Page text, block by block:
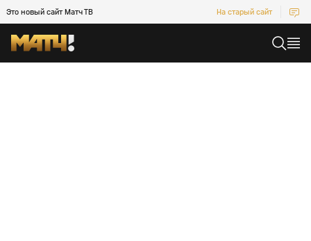
Это новый сайт Матч ТВ На старый сайт